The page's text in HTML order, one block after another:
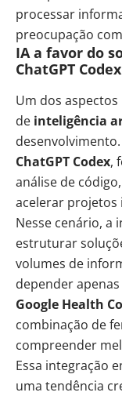
processar
preocupação
IA a favor do
ChatGPT Codex
Um dos
de inteligência
ChatGPT Codex,
análise de
acelerar projetos
Nesse cenário, a
estruturar
volumes de
depender
Google Health
combinação de
compreender
Essa integração
uma tendência